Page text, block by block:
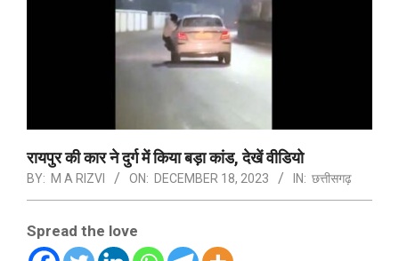
रायपुर की कार ने दुर्ग में किया बड़ा कांड, देखें वीडियो
BY: M A RIZVI ON: DECEMBER 18, 2023 IN: छत्तीसगढ़
Spread the love